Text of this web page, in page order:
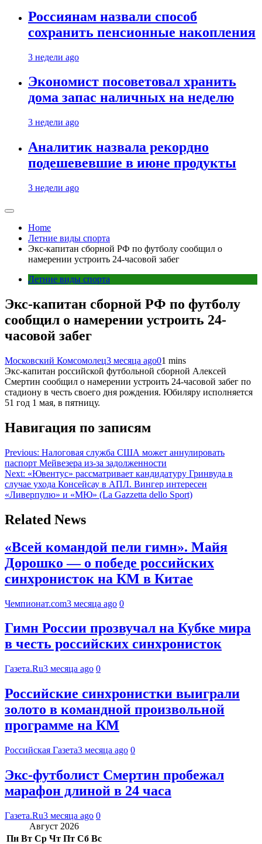
Россиянам назвали способ
сохранить пенсионные накопления
3 недели ago
Экономист посоветовал хранить
дома запас наличных на неделю
3 недели ago
Аналитик назвала рекордно
подешевевшие в июне продукты
3 недели ago
Home
Летние виды спорта
Экс-капитан сборной РФ по футболу сообщил о
намерении устроить 24-часовой забег
Летние виды спорта
Экс-капитан сборной РФ по футболу
сообщил о намерении устроить 24-
часовой забег
Московский Комсомолец3 месяца ago01 mins
Экс-капитан российской футбольной сборной Алексей
Смертин сообщил о намерении устроить 24-часовой забег по
стадиону в честь своего дня рождения. Юбиляру исполняется
51 год 1 мая, в пятницу.
Навигация по записям
Previous: Налоговая служба США может аннулировать
паспорт Мейвезера из-за задолженности
Next: «Ювентус» рассматривает кандидатуру Гринвуда в
случае ухода Консейсау в АПЛ. Вингер интересен
«Ливерпулю» и «МЮ» (La Gazzetta dello Sport)
Related News
«Всей командой пели гимн». Майя
Дорошко — о победе российских
синхронисток на КМ в Китае
Чемпионат.com3 месяца ago 0
Гимн России прозвучал на Кубке мира
в честь российских синхронисток
Газета.Ru3 месяца ago 0
Российские синхронистки выиграли
золото в командной произвольной
программе на КМ
Российская Газета3 месяца ago 0
Экс-футболист Смертин пробежал
марафон длиной в 24 часа
Газета.Ru3 месяца ago 0
Август 2026
Пн Вт Ср Чт Пт Сб Вс